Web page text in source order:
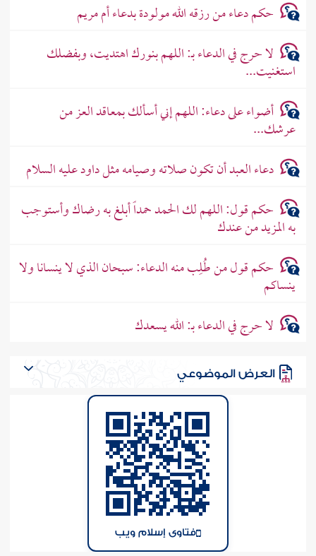
حكم دعاء من رزقه الله مولودة بدعاء أم مريم
لا حرج في الدعاء بـ: اللهم بنورك اهتديت، وبفضلك
استغنيت...
أضواء على دعاء: اللهم إني أسألك بمعاقد العز من
عرشك...
دعاء العبد أن تكون صلاته وصيامه مثل داود عليه السلام
حكم قول: اللهم لك الحمد حمداً أبلغ به رضاك وأستوجب
به المزيد من عندك
حكم قول من طُلِب منه الدعاء: سبحان الذي لا ينسانا ولا
ينساكم
لا حرج في الدعاء بـ: الله يسعدك
العرض الموضوعي
فتاوى إسلام ويب